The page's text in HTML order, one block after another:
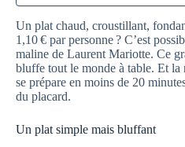
Un plat chaud, croustillant,
1,10 € par personne ? C’est
maline de Laurent Mariotte. Ce
bluffe tout le monde à table. Et
se prépare en moins de 20
du placard.
Un plat simple mais bluffant